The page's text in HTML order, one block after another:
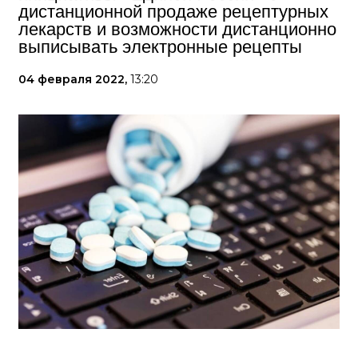
дистанционной продаже рецептурных
лекарств и возможности дистанционно
выписывать электронные рецепты
04 февраля 2022, 13:20